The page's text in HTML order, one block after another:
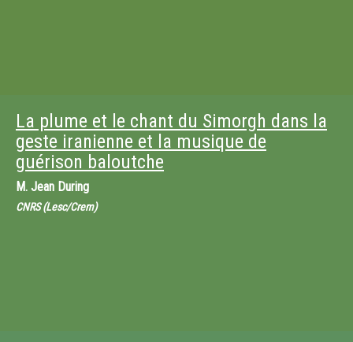
La plume et le chant du Simorgh dans la
geste iranienne et la musique de
guérison baloutche
M. Jean During
CNRS (Lesc/Crem)